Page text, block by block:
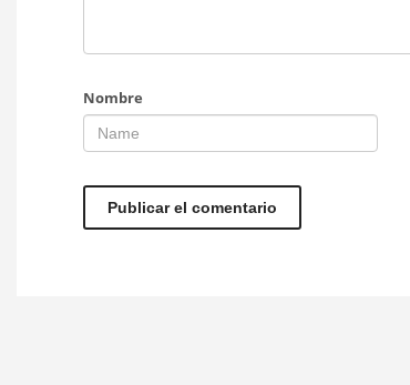
Nombre